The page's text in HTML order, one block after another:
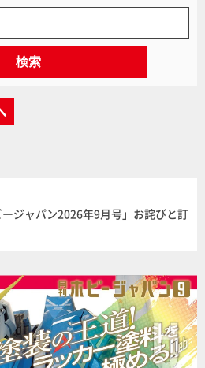
検索
ージャパン2026年9月号」お詫びと訂